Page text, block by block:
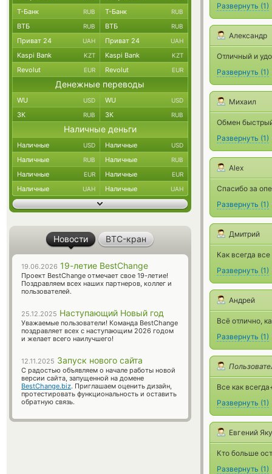
Развернуть (1)
Александр
Отличный и
Развернуть (1)
Михаил
Обмен
Развернуть (1)
Alex
Спасибо за
Развернуть (1)
Дмитрий
Как всегда
Развернуть (1)
Андрей
Всё отлично,
Развернуть (1)
Все как
Развернуть (1)
Евгений
Кто больше
Развернуть (1)
Т-Банк RUB Т-Банк RUB
ВТБ RUB ВТБ RUB
Приват 24 UAH Приват 24 UAH
Kaspi Bank KZT Kaspi Bank KZT
Revolut EUR Revolut EUR
Денежные переводы
WU USD WU USD
ЗК RUB ЗК RUB
Наличные деньги
Наличные USD Наличные USD
Наличные RUB Наличные RUB
Наличные EUR Наличные EUR
Наличные UAH Наличные UAH
Новости BTC-кран
19.06.2026 19-летие BestChange
Проект BestChange отмечает свое 19-летие!
Поздравляем всех наших партнеров, коллег и
пользователей.
25.12.2025 Наступающий Новый год
Уважаемые пользователи! Команда BestChange
поздравляет всех с наступающим 2026 годом
и желает всего наилучшего!
12.11.2025 Запуск нового сайта
С радостью объявляем о начале работы новой
версии сайта, запущенной на домене
BestChange.biz. Приглашаем оценить дизайн,
протестировать функциональность и оставить
обратную связь.